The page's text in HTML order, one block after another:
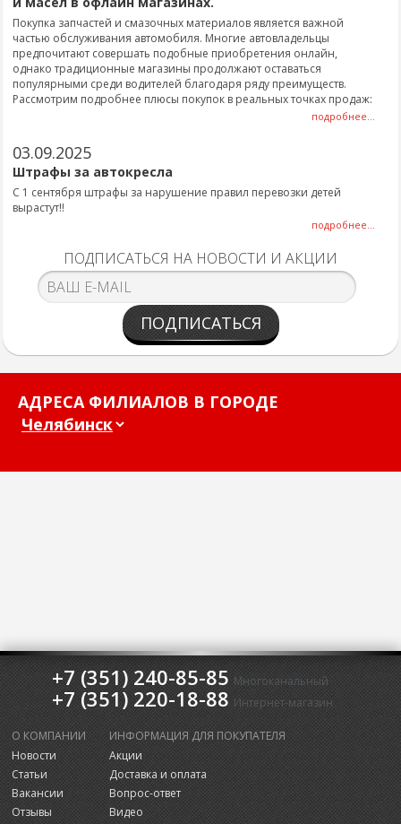
Покупка запчастей и смазочных материалов является важной
частью обслуживания автомобиля. Многие автовладельцы
предпочитают совершать подобные приобретения онлайн,
однако традиционные магазины продолжают оставаться
популярными среди водителей благодаря ряду преимуществ.
Рассмотрим подробнее плюсы покупок в реальных точках продаж:
подробнее...
03.09.2025
Штрафы за автокресла
С 1 сентября штрафы за нарушение правил перевозки детей
вырастут!!
подробнее...
ПОДПИСАТЬСЯ НА НОВОСТИ И АКЦИИ
ПОДПИСАТЬСЯ
АДРЕСА ФИЛИАЛОВ В ГОРОДЕ
+7 (351) 240-85-85 Многоканальный
+7 (351) 220-18-88 Интернет-магазин
О КОМПАНИИ
Новости
Статьи
Вакансии
Отзывы
ИНФОРМАЦИЯ ДЛЯ ПОКУПАТЕЛЯ
Акции
Доставка и оплата
Вопрос-ответ
Видео